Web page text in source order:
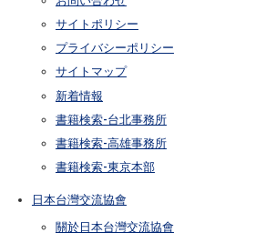
サイトポリシー
プライバシーポリシー
サイトマップ
新着情報
書籍検索-台北事務所
書籍検索-高雄事務所
書籍検索-東京本部
日本台灣交流協會
關於日本台灣交流協會